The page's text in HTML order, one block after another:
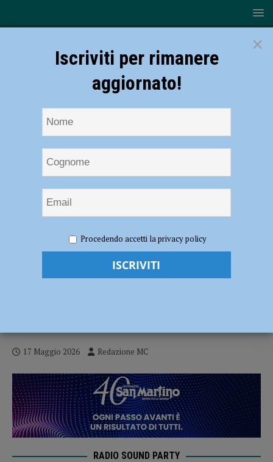
Presentazione del volume “Mal di Stato-Il ritorno della mano pubblica
nell’economia italiana” di Stefano Cingolani il 20 maggio
Presentazione del volume “Mal di Stato-Il
17 Maggio 2026 Redazione MC
RADIO SOUND PARTY
×
Iscriviti per rimanere
aggiornato!
Procedendo accetti la privacy policy